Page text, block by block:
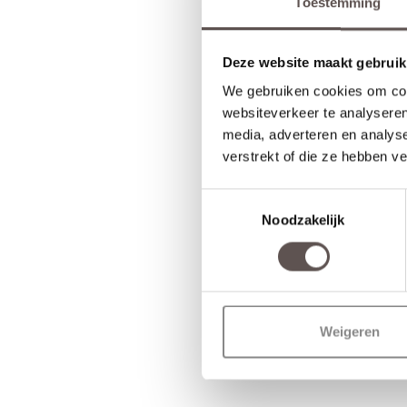
Deze website maakt
We gebruiken cookies om
websiteverkeer te
media, adverteren en
verstrekt of die ze hebben
Noodzakelijk
Weigeren